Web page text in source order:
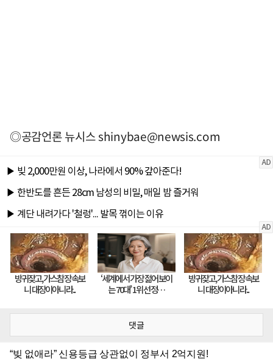
◎공감언론 뉴시스shinybae@newsis.com
댓글